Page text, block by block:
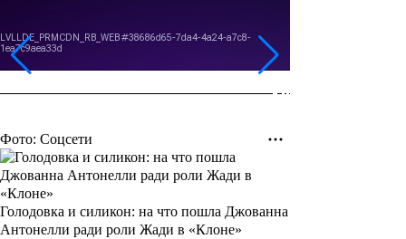
Фото: Соцсети
Голодовка и силикон: на что пошла Джованна
Антонелли ради роли Жади в «Клоне»